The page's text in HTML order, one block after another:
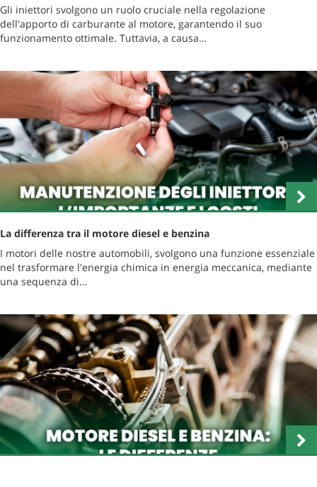
Gli iniettori svolgono un ruolo cruciale nella regolazione
dell'apporto di carburante al motore, garantendo il suo
funzionamento ottimale. Tuttavia, a causa…
La differenza tra il motore diesel e benzina
I motori delle nostre automobili, svolgono una funzione essenziale
nel trasformare l'energia chimica in energia meccanica, mediante
una sequenza di…